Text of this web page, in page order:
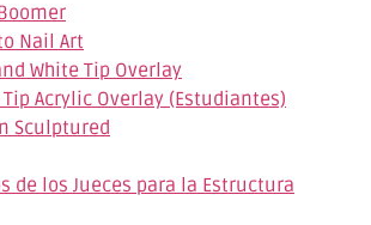
Nail Art
White Tip Overlay
Acrylic Overlay (Estudiantes)
Sculptured
de los Jueces para la Estructura